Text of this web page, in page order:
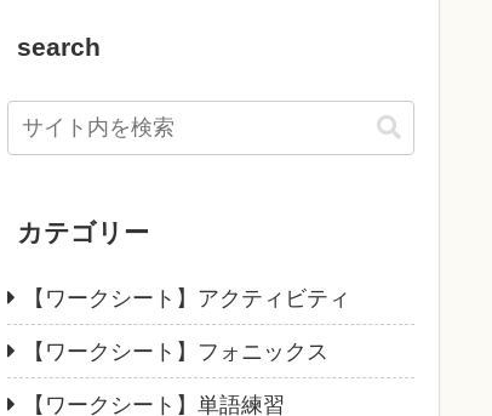
search
カテゴリー
【ワークシート】アクティビティ
【ワークシート】フォニックス
【ワークシート】単語練習